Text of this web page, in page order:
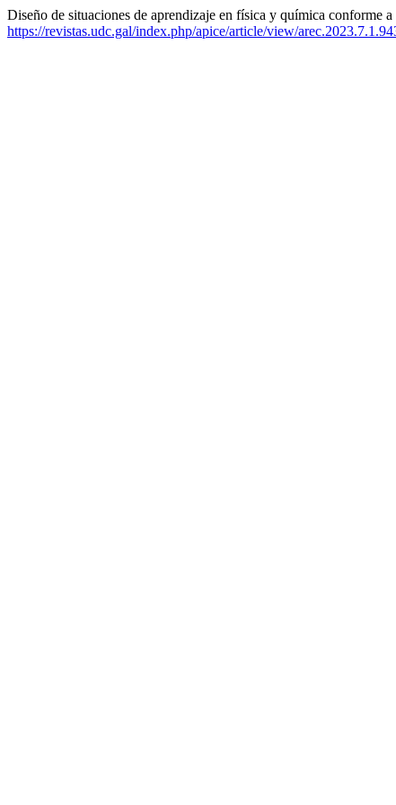
Diseño de situaciones de aprendizaje en física y química conforme
https://revistas.udc.gal/index.php/apice/article/view/